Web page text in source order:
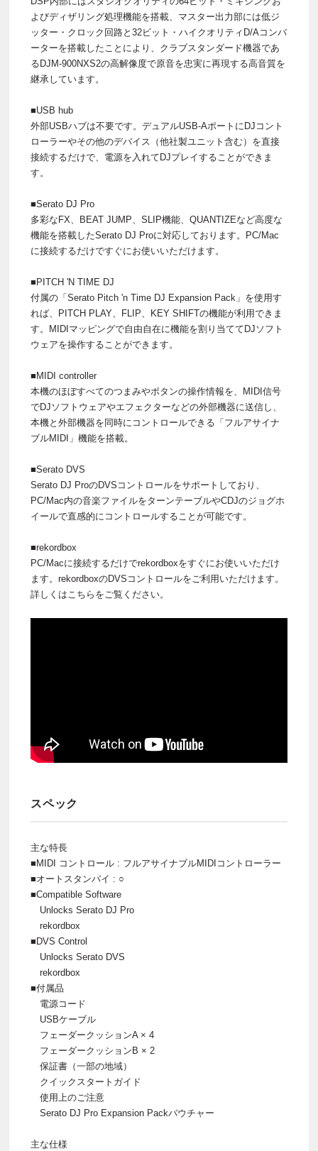
よびディザリング処理機能を搭載、マスター出力部には低ジ
ッター・クロック回路と32ビット・ハイクオリティD/Aコンバ
ーターを搭載したことにより、クラブスタンダード機器であ
るDJM-900NXS2の高解像度で原音を忠実に再現する高音質を
継承しています。
■USB hub
外部USBハブは不要です。デュアルUSB-AポートにDJコント
ローラーやその他のデバイス（他社製ユニット含む）を直接
接続するだけで、電源を入れてDJプレイすることができま
す。
■Serato DJ Pro
多彩なFX、BEAT JUMP、SLIP機能、QUANTIZEなど高度な
機能を搭載したSerato DJ Proに対応しております。PC/Mac
に接続するだけですぐにお使いいただけます。
■PITCH 'N TIME DJ
付属の「Serato Pitch 'n Time DJ Expansion Pack」を使用す
れば、PITCH PLAY、FLIP、KEY SHIFTの機能が利用できま
す。MIDIマッピングで自由自在に機能を割り当ててDJソフト
ウェアを操作することができます。
■MIDI controller
本機のほぼすべてのつまみやボタンの操作情報を、MIDI信号
でDJソフトウェアやエフェクターなどの外部機器に送信し、
本機と外部機器を同時にコントロールできる「フルアサイナ
ブルMIDI」機能を搭載。
■Serato DVS
Serato DJ ProのDVSコントロールをサポートしており、
PC/Mac内の音楽ファイルをターンテーブルやCDJのジョグホ
イールで直感的にコントロールすることが可能です。
■rekordbox
PC/Macに接続するだけでrekordboxをすぐにお使いいただけ
ます。rekordboxのDVSコントロールをご利用いただけます。
詳しくはこちらをご覧ください。
スペック
主な特長
■MIDI コントロール : フルアサイナブルMIDIコントローラー
■オートスタンバイ : ○
■Compatible Software
Unlocks Serato DJ Pro
rekordbox
■DVS Control
Unlocks Serato DVS
rekordbox
■付属品
電源コード
USBケーブル
フェーダークッションA × 4
フェーダークッションB × 2
保証書（一部の地域）
クイックスタートガイド
使用上のご注意
Serato DJ Pro Expansion Packバウチャー
主な仕様